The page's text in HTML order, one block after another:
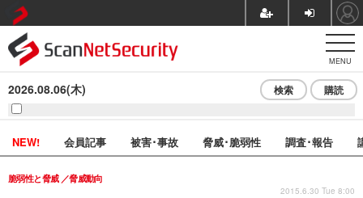
MENU
2026.08.06(木) 検索 購読
NEW! 会員記事 被害･事故 脅威･脆弱性 調査･報告
脆弱性と脅威 脅威動向
2015.6.30 Tue 8:00